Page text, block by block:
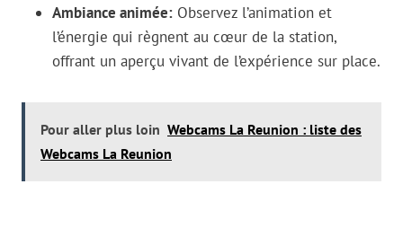
Ambiance animée: Observez l’animation et
l’énergie qui règnent au cœur de la station,
offrant un aperçu vivant de l’expérience sur place.
Pour aller plus loin Webcams La Reunion : liste des
Webcams La Reunion